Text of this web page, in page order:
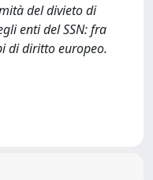
del divieto di
enti del SSN: fra
di diritto europeo.